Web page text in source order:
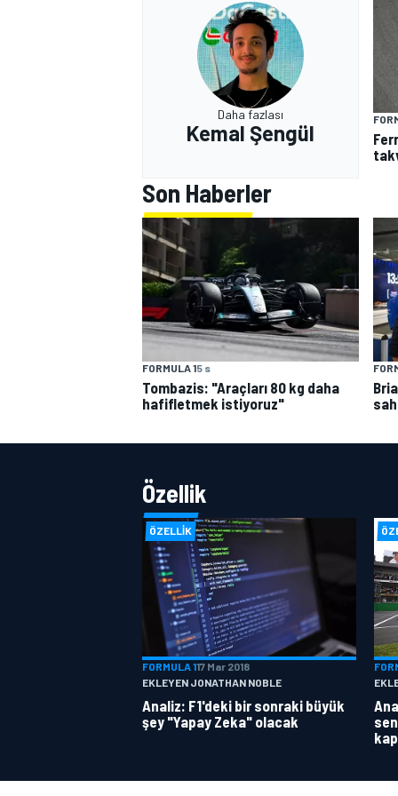
Daha fazlası
Kemal Şengül
Son Haberler
FORMULA 15 s
Tombazis: "Araçları 80 kg daha
hafifletmek istiyoruz"
Özellik
ÖZELLIK
FORMULA 117 Mar 2018
EKLEYEN JONATHAN NOBLE
Analiz: F1'deki bir sonraki büyük
şey "Yapay Zeka" olacak